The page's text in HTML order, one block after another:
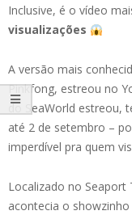
Inclusive, é o vídeo
visualizações
A versão mais
Pinkfong, estreou no
do SeaWorld estreou,
até 2 de setembro –
imperdível pra quem
Localizado no
acontecia o